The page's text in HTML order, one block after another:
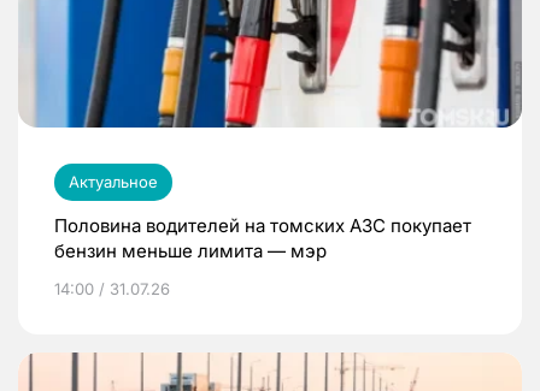
Актуальное
Половина водителей на томских АЗС покупает
бензин меньше лимита — мэр
14:00 / 31.07.26